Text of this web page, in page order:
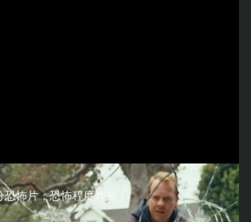
怖片，恐怖程度炸裂！